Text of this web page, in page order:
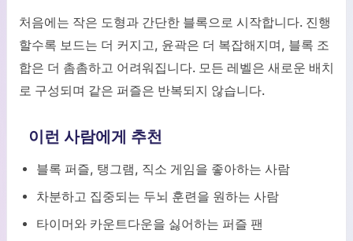
처음에는 작은 도형과 간단한 블록으로 시작합니다. 진행
할수록 보드는 더 커지고, 윤곽은 더 복잡해지며, 블록 조
합은 더 촘촘하고 어려워집니다. 모든 레벨은 새로운 배치
로 구성되며 같은 퍼즐은 반복되지 않습니다.
이런 사람에게 추천
블록 퍼즐, 탱그램, 직소 게임을 좋아하는 사람
차분하고 집중되는 두뇌 훈련을 원하는 사람
타이머와 카운트다운을 싫어하는 퍼즐 팬